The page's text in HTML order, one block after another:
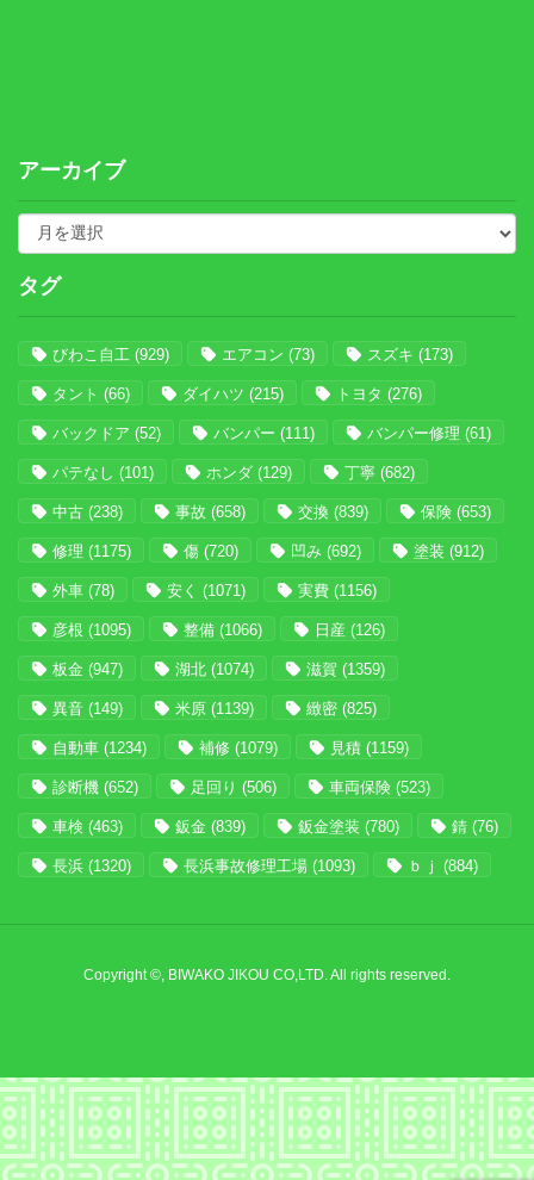
アーカイブ
タグ
びわこ自工 (929) エアコン (73) スズキ (173)
タント (66) ダイハツ (215) トヨタ (276)
バックドア (52) バンパー (111) バンパー修理 (61)
パテなし (101) ホンダ (129) 丁寧 (682)
中古 (238) 事故 (658) 交換 (839) 保険 (653)
修理 (1175) 傷 (720) 凹み (692) 塗装 (912)
外車 (78) 安く (1071) 実費 (1156)
彦根 (1095) 整備 (1066) 日産 (126)
板金 (947) 湖北 (1074) 滋賀 (1359)
異音 (149) 米原 (1139) 緻密 (825)
自動車 (1234) 補修 (1079) 見積 (1159)
診断機 (652) 足回り (506) 車両保険 (523)
車検 (463) 鈑金 (839) 鈑金塗装 (780) 錆 (76)
長浜 (1320) 長浜事故修理工場 (1093) ｂｊ (884)
Copyright ©, BIWAKO JIKOU CO,LTD. All rights reserved.